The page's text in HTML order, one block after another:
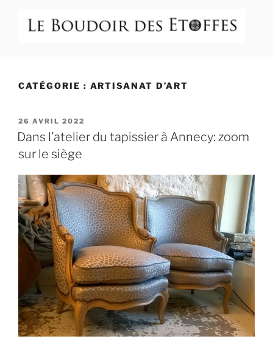
CATÉGORIE : ARTISANAT D’ART
PUBLIÉ
LE
26 AVRIL 2022
Dans l’atelier du tapissier à Annecy: zoom
sur le siège